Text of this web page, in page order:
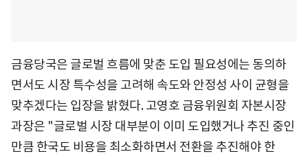
금융당국은 글로벌 흐름에 맞춘 도입 필요성에는 동의하
면서도 시장 특수성을 고려해 속도와 안정성 사이 균형을
맞추겠다는 입장을 밝혔다. 고영호 금융위원회 자본시장
과장은 "글로벌 시장 대부분이 이미 도입했거나 추진 중인
만큼 한국도 비용을 최소화하면서 전환을 추진해야 한